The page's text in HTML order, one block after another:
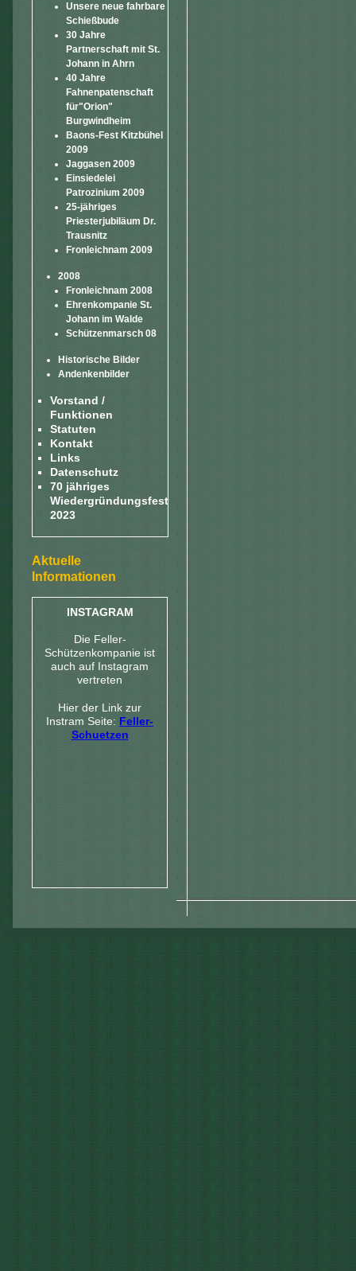
Unsere neue fahrbare
Schießbude
30 Jahre
Partnerschaft mit St.
Johann in Ahrn
40 Jahre
Fahnenpatenschaft
für"Orion"
Burgwindheim
Baons-Fest Kitzbühel
2009
Jaggasen 2009
Einsiedelei
Patrozinium 2009
25-jähriges
Priesterjubiläum Dr.
Trausnitz
Fronleichnam 2009
2008
Fronleichnam 2008
Ehrenkompanie St.
Johann im Walde
Schützenmarsch 08
Historische Bilder
Andenkenbilder
Vorstand /
Funktionen
Statuten
Kontakt
Links
Datenschutz
70 jähriges
Wiedergründungsfest
2023
Aktuelle
Informationen
INSTAGRAM
Die Feller-
Schützenkompanie ist
auch auf Instagram
vertreten
Hier der Link zur
Instram Seite: Feller-
Schuetzen